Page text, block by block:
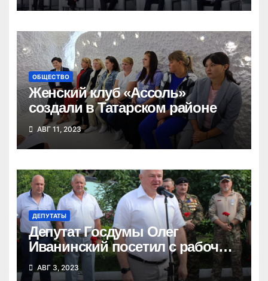
ОБЩЕСТВО
Женский клуб «Ассоль»
создали в Татарском районе
АВГ 11, 2023
ДЕПУТАТЫ
Депутат Госдумы Олег
Иванинский посетил с рабочим
визитом Татарский район
АВГ 3, 2023